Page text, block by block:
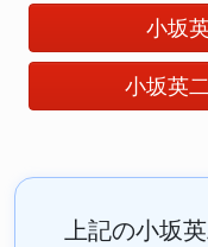
小坂
小坂英
上記の小坂